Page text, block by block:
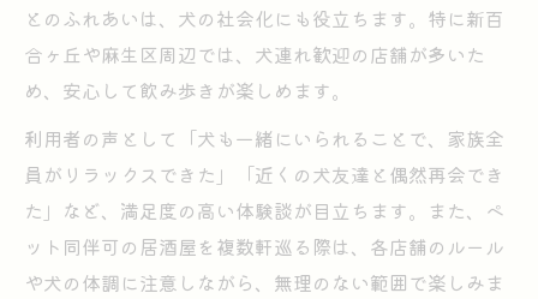
とのふれあいは、犬の社会化にも役立ちます。特に新百
合ヶ丘や麻生区周辺では、犬連れ歓迎の店舗が多いた
め、安心して飲み歩きが楽しめます。
利用者の声として「犬も一緒にいられることで、家族全
員がリラックスできた」「近くの犬友達と偶然再会でき
た」など、満足度の高い体験談が目立ちます。また、ペ
ット同伴可の居酒屋を複数軒巡る際は、各店舗のルール
や犬の体調に注意しながら、無理のない範囲で楽しみま